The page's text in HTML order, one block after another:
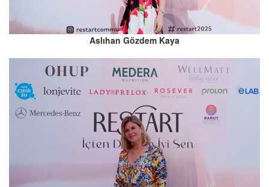
Aslıhan Gözdem Kaya